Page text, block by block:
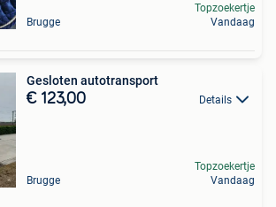
Brugge
Topzoekertje
Vandaag
Gesloten autotransport
€ 123,00 Details
Brugge
Topzoekertje
Vandaag